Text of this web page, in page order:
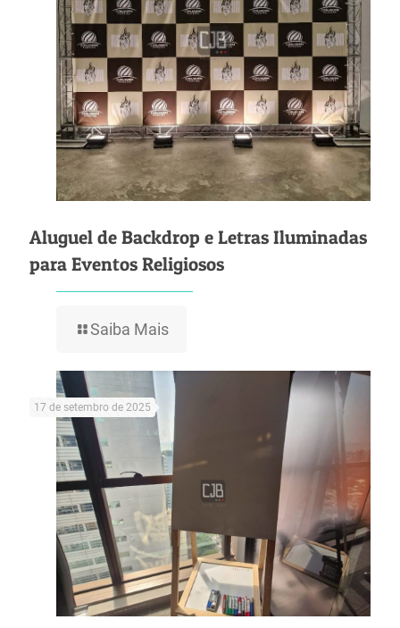
Aluguel de Backdrop e Letras Iluminadas
para Eventos Religiosos
Saiba Mais
17 de setembro de 2025